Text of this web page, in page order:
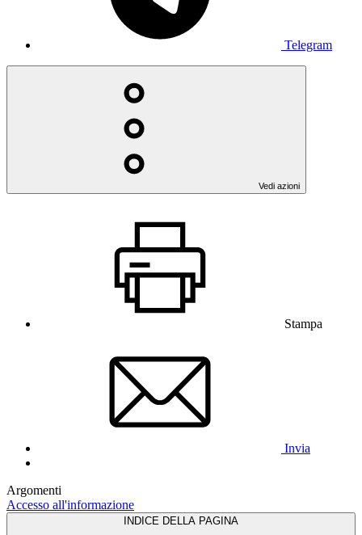
Telegram
Vedi azioni
Stampa
Invia
Argomenti
Accesso all'informazione
INDICE DELLA PAGINA